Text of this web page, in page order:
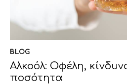
BLOG
Αλκοόλ: Οφέλη,
ποσότητα